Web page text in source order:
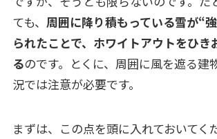
ても、 周囲に降り積もっている雪が“
られたことで、ホワイトアウトをひき
るのです。とくに、周囲に風を遮る建
況では注意が必要です。
まずは、この点を頭に入れておいてく